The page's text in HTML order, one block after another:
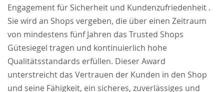
Engagement für Sicherheit und Kundenzufriedenheit .
Sie wird an Shops vergeben, die über einen Zeitraum
von mindestens fünf Jahren das Trusted Shops
Gütesiegel tragen und kontinuierlich hohe
Qualitätsstandards erfüllen. Dieser Award
unterstreicht das Vertrauen der Kunden in den Shop
und seine Fähigkeit, ein sicheres, zuverlässiges und